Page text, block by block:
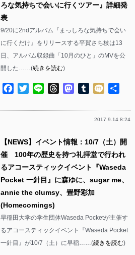
ろな気持ちで会いに行くツアー』詳細発
表
9/20に2ndアルバム『まっしろな気持ちで会い
に行くだけ』をリリースする平賀さち枝は13
日、アルバム収録曲「10月のひと」のMVを公
開した……(続きを読む)
Facebook
TwitterLine ThreadsMastodon
Tumblr
Mixi
2017.9.14 8:24
【NEWS】イベント情報：10/7（土）開
催 100年の歴史を持つ礼拝堂で行われ
るアコースティックイベント『Waseda
Pocket 一針目』に森ゆに、sugar me、
annie the clumsy、畳野彩加
(Homecomings)
早稲田大学の学生団体Waseda Pocketが主催す
るアコースティックイベント『Waseda Pocket
一針目』が10/7（土）に早稲……(続きを読む)